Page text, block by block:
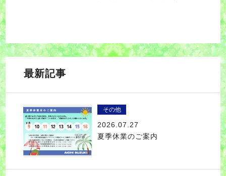
最新記事
その他
2026.07.27
夏季休業のご案内